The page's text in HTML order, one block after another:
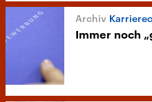
Immer noch